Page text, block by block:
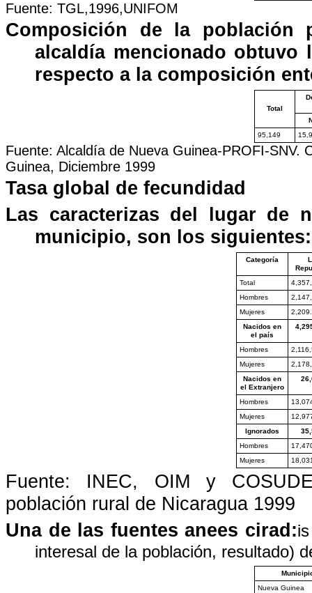
Fuente: TGL,1996,UNIFOM
Composición de la
alcaldía mencionado obtuvo
respecto a la composición
Total
95,149
Fuente: Alcaldía de Nueva Guinea-PROFI-SNV.
Guinea, Diciembre 1999
Tasa global de fecundidad
Las caracterizas del lugar de
municipio, son los siguientes:
Categoría
Total
Hombres
Mujeres
Nacidos en
el país
Hombres
Mujeres
Nacidos en
el Extranjero
Hombres
Mujeres
Ignorados
Hombres
Mujeres
Fuente: INEC, OIM y
población rural de Nicaragua 1999
Una de las fuentes anees cirad:
interesal de la población, resultado)
Nueva Guinea